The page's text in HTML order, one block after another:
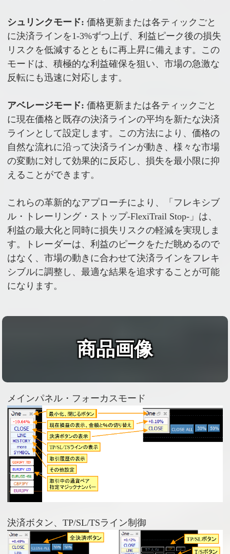
シュリンクモード: 価格更新または各ティックごと
に決済ラインを1-3%ずつ上げ、利益ピーク後の損失
リスクを低減するとともに再上昇に備えます。この
モードは、積極的な利益確保を狙い、市場の急激な
反転にも迅速に対応します。
アベレージモード: 価格更新または各ティックごと
に現在価格と既存の決済ラインの平均を新たな決済
ラインとして設定します。この方法により、価格の
自然な流れに沿って決済ラインが動き、様々な市場
の変動に対して効果的に反応し、損失を最小限に抑
えることができます。
これらの革新的なアプローチにより、「フレキシブ
ル・トレーリング・ストップ-FlexiTrail Stop-」は、
利益の最大化と同時に損失リスクの軽減を実現しま
す。トレーダーは、利益のピークをただ眺めるので
はなく、市場の動きに合わせて決済ラインをフレキ
シブルに調整し、最適な結果を追求することが可能
になります。
商品画像
メインパネル・フォーカスモード
決済ボタン、TP/SL/TSライン制御